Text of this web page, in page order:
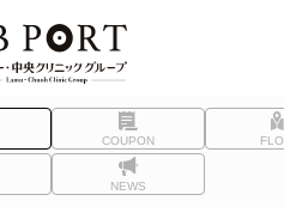
COUPON
NEWS